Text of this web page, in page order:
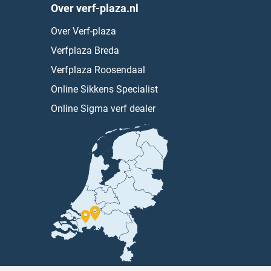
Over verf-plaza.nl
Over Verf-plaza
Verfplaza Breda
Verfplaza Roosendaal
Online Sikkens Specialist
Online Sigma verf dealer